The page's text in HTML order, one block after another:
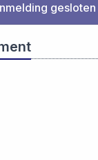
gesloten